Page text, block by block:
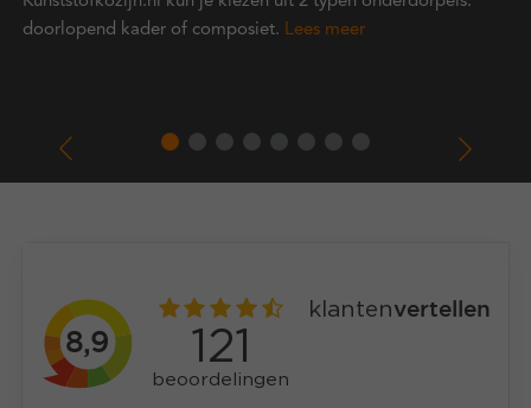
doorlopend kader of composiet. Lees meer